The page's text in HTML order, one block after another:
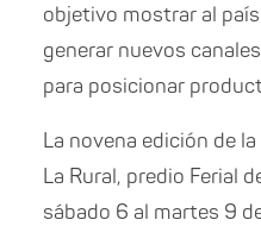
objetivo mostrar al
generar nuevos
para posicionar
La novena edición de
La Rural, predio Ferial
sábado 6 al martes 9